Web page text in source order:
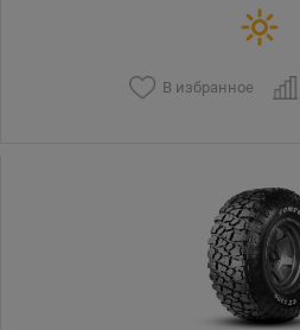
В избранное